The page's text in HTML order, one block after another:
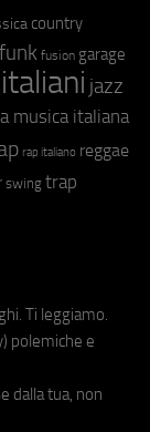
country
funk fusion garage
italiani jazz
musica italiana
rap italiano reggae
swing trap
Ti leggiamo.
polemiche e
dalla tua, non